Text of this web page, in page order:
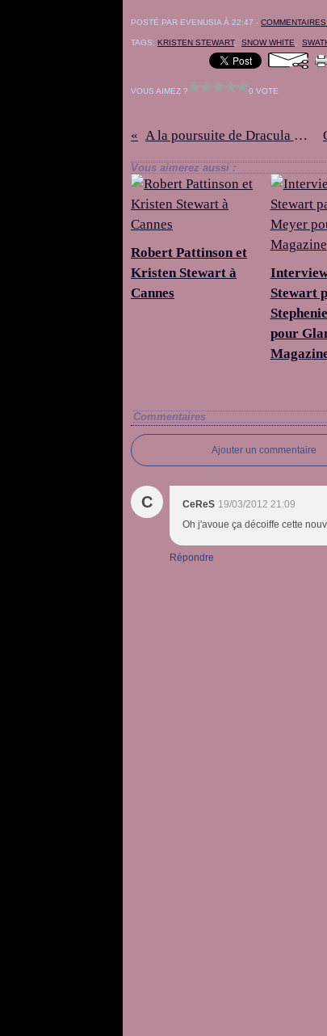
POSTÉ PAR EVENUSIA À 22:47 -
TAGS: KRISTEN STEWART, SNOW WHITE
VOUS AIMEZ ? 0 VOTE
A la poursuite de Dracula : un projet à soutenir !
Vous aimerez aussi :
Robert Pattinson et
Kristen Stewart à
Cannes
Stewart
pour
Commentaires
Ajouter un commentaire
C CeReS 19/03/2012 21:09
Oh j'avoue ça décoiffe cette
Répondre